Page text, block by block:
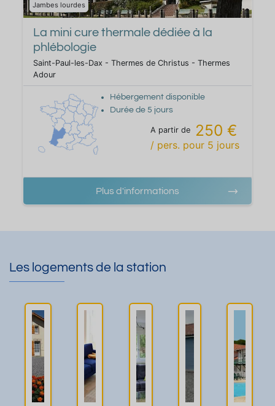
Jambes lourdes
La mini cure thermale dédiée à la
phlébologie
Saint-Paul-les-Dax - Thermes de Christus - Thermes
Adour
Hébergement disponible
Durée de 5 jours
A partir de 250 €
/ pers. pour 5 jours
Plus d'informations
Les logements de la station